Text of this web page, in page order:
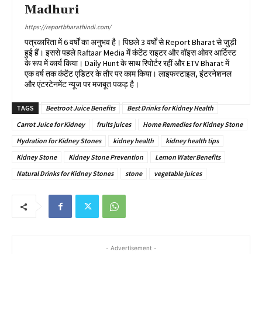
Madhuri
https://reportbharathindi.com/
पत्रकारिता में 6 वर्षों का अनुभव है। पिछले 3 वर्षों से Report Bharat से जुड़ी
हुई हैं। इससे पहले Raftaar Media में कंटेंट राइटर और वॉइस ओवर आर्टिस्ट
के रूप में कार्य किया। Daily Hunt के साथ रिपोर्टर रहीं और ETV Bharat में
एक वर्ष तक कंटेंट एडिटर के तौर पर काम किया। लाइफस्टाइल, इंटरनेशनल
और एंटरटेनमेंट न्यूज पर मजबूत पकड़ है।
TAGS Beetroot Juice Benefits
Best Drinks for Kidney Health
Carrot Juice for Kidney
fruits juices
Home Remedies for Kidney Stone
Hydration for Kidney Stones
kidney health
kidney health tips
Kidney Stone
Kidney Stone Prevention
Lemon Water Benefits
Natural Drinks for Kidney Stones
stone vegetable juices
- Advertisement -